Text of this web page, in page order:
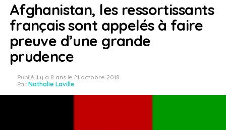
Afghanistan, les ressortissants
français sont appelés à faire
preuve d’une grande
prudence
Publié il y a 8 ans le 21 octobre 2018
Par Nathalie Laville